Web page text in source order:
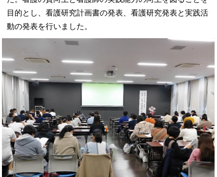
目的とし、看護研究計画書の発表、看護研究発表と実践活
動の発表を行いました。